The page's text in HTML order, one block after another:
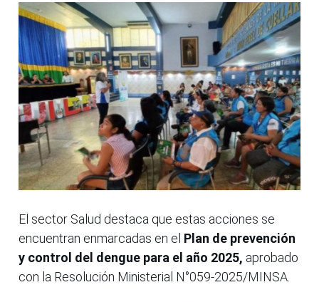
El sector Salud destaca que estas acciones se
encuentran enmarcadas en el Plan de prevención
y control del dengue para el año 2025, aprobado
con la Resolución Ministerial N°059-2025/MINSA.